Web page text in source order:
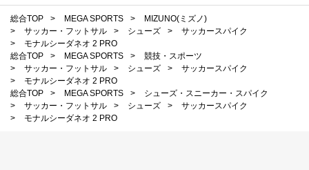
総合TOP > MEGA SPORTS >
MIZUNO(ミズノ)
>
サッカー・フットサル > シューズ >
サッカースパイク
>
モナルシーダネオ 2 PRO
総合TOP
> MEGA SPORTS >
競技・スポーツ
>
サッカー・フットサル > シューズ >
サッカースパイク
>
モナルシーダネオ 2 PRO
総合TOP
> MEGA SPORTS >
シューズ・スニーカー・スパイク
>
サッカー・フットサル > シューズ >
サッカースパイク
>
モナルシーダネオ 2 PRO